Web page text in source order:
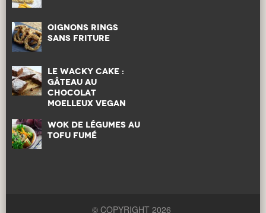
Oignons rings
sans friture
Le wacky cake :
gâteau au
chocolat
moelleux vegan
Wok de légumes au
tofu fumé
© COPYRIGHT 2026